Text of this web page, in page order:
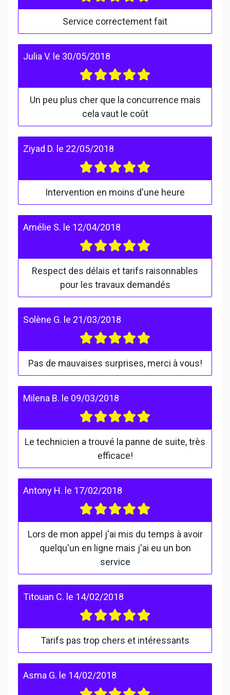
Service correctement fait
Julia V. le 30/05/2018
Un peu plus cher que la concurrence mais
cela vaut le coût
Ziyad D. le 22/05/2018
Intervention en moins d'une heure
Amélie S. le 12/04/2018
Respect des délais et tarifs raisonnables
pour les travaux demandés
Solène G. le 21/03/2018
Pas de mauvaises surprises, merci à vous!
Milena B. le 09/03/2018
Le technicien a trouvé la panne de suite, très
efficace!
Antony H. le 17/02/2018
Lors de mon appel j'ai mis du temps à avoir
quelqu'un en ligne mais j'ai eu un bon
service
Titouan C. le 14/02/2018
Tarifs pas trop chers et intéressants
Asma G. le 14/02/2018